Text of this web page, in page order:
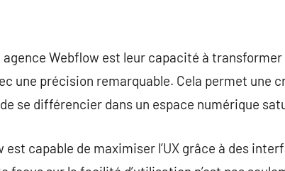
Webflow est leur capacité à transformer
une précision remarquable. Cela permet une
se différencier dans un espace numérique
capable de maximiser l’UX grâce à des